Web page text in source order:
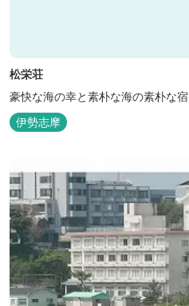
松栄荘
豪快な海の幸と素朴な海の素朴な宿
伊勢志摩